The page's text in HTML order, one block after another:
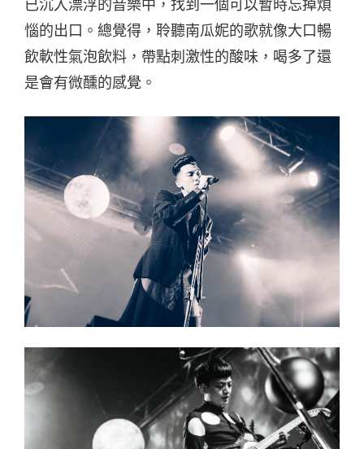
已沉入漂浮的音樂中，找到一個可以暫時忘掉煩
惱的出口。總覺得，聆聽南瓜妮的歌就像大口暢
飲軟性氣泡飲料，帶點刺激性的酸味，喝多了還
是會有微醺的感覺。